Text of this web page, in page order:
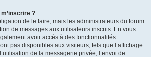
?
de le faire, mais les administrateurs du forum
de messages aux utilisateurs inscrits. En vous
avoir accès à des fonctionnalités
pas disponibles aux visiteurs, tels que l’affichage
de la messagerie privée, l’envoi de